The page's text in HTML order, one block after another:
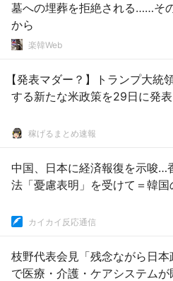
墓への埋葬を拒絶される……そ
から
楽韓Web
【発表マダー？】トランプ大統
する新たな米政策を29日に発表
稼げるまとめ速報
中国、日本に経済報復を示唆…
法「憂慮表明」を受けて＝韓国
カイカイ反応通信
枝野代表会見「残念ながら日本
で医療・介護・ケアシステムが